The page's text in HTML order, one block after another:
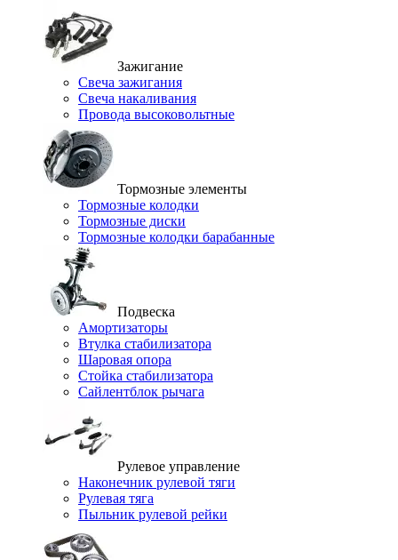
Зажигание
Свеча зажигания
Свеча накаливания
Провода высоковольтные
Тормозные элементы
Тормозные колодки
Тормозные диски
Тормозные колодки барабанные
Подвеска
Амортизаторы
Втулка стабилизатора
Шаровая опора
Стойка стабилизатора
Сайлентблок рычага
Рулевое управление
Наконечник рулевой тяги
Рулевая тяга
Пыльник рулевой рейки